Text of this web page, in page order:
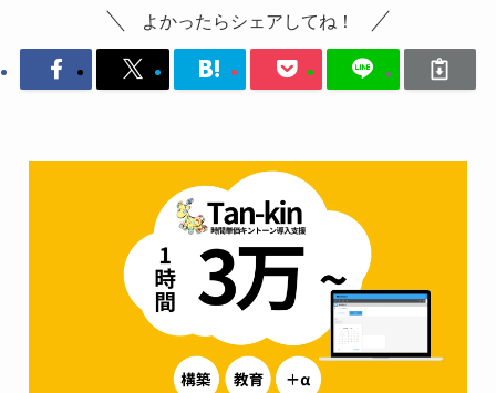
よかったらシェアしてね！